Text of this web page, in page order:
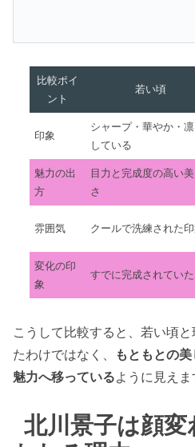
比較ポイ
ント
若い頃
印象
シャープ・華やか・凛
している
魅力の出
方
目力と完成度の高い美
さ
雰囲気 クールで洗練された印
変化の印
象
すでに完成されていた
こうして比較すると、若い頃
たわけではなく、
もともとの
魅力へ移っているように見えま
北川景子は顔